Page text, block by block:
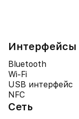
Интерфейсы
Bluetooth
Wi-Fi
USB интерфейс
NFC
Сеть